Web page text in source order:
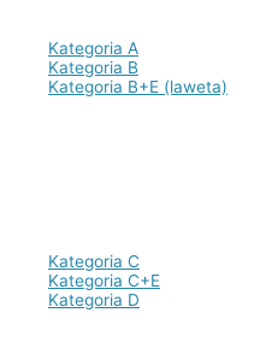
Kategoria A
Kategoria B
Kategoria B+E (laweta)
Kategoria C
Kategoria C+E
Kategoria D